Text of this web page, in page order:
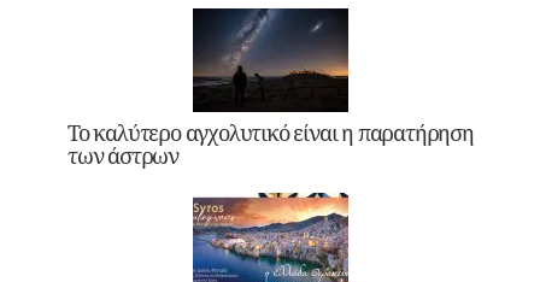
Το καλύτερο αγχολυτικό είναι η παρατήρηση
των άστρων